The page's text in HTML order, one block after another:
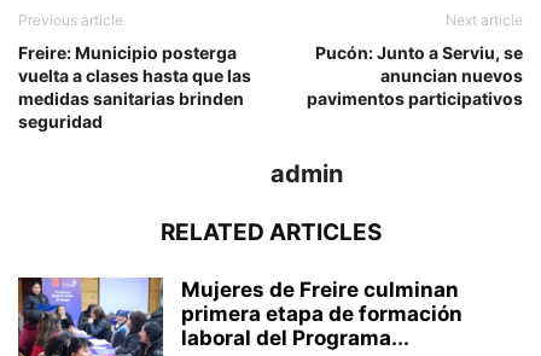
Previous article
Freire: Municipio posterga
vuelta a clases hasta que las
medidas sanitarias brinden
seguridad
Next article
Pucón: Junto a Serviu, se
anuncian nuevos
pavimentos participativos
admin
RELATED ARTICLES
Mujeres de Freire culminan
primera etapa de formación
laboral del Programa...